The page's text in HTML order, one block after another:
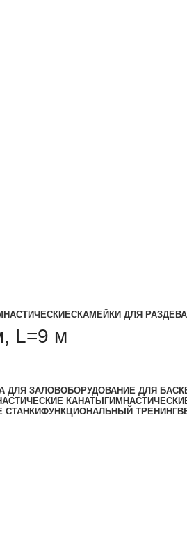
СКАМЕЙКИ ДЛЯ
L=9 м
ДЛЯ ЗАЛОВОБОРУДОВАНИЕ ДЛЯ
КАНАТЫ
СТАНКИФУНКЦИОНАЛЬНЫЙ ТРЕНИНГ